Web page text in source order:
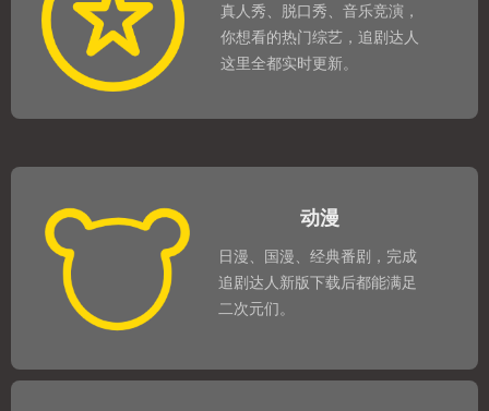
真人秀、脱口秀、音乐竞演，
你想看的热门综艺，追剧达人
这里全都实时更新。
日漫、国漫、经典番剧，完成
追剧达人新版下载后都能满足
二次元们。
动漫